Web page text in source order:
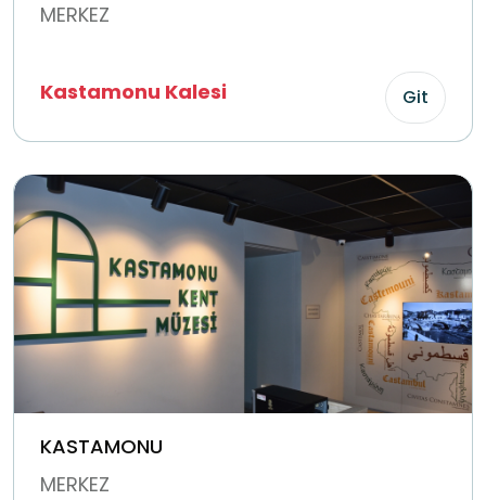
MERKEZ
Kastamonu Kalesi Git
KASTAMONU
MERKEZ